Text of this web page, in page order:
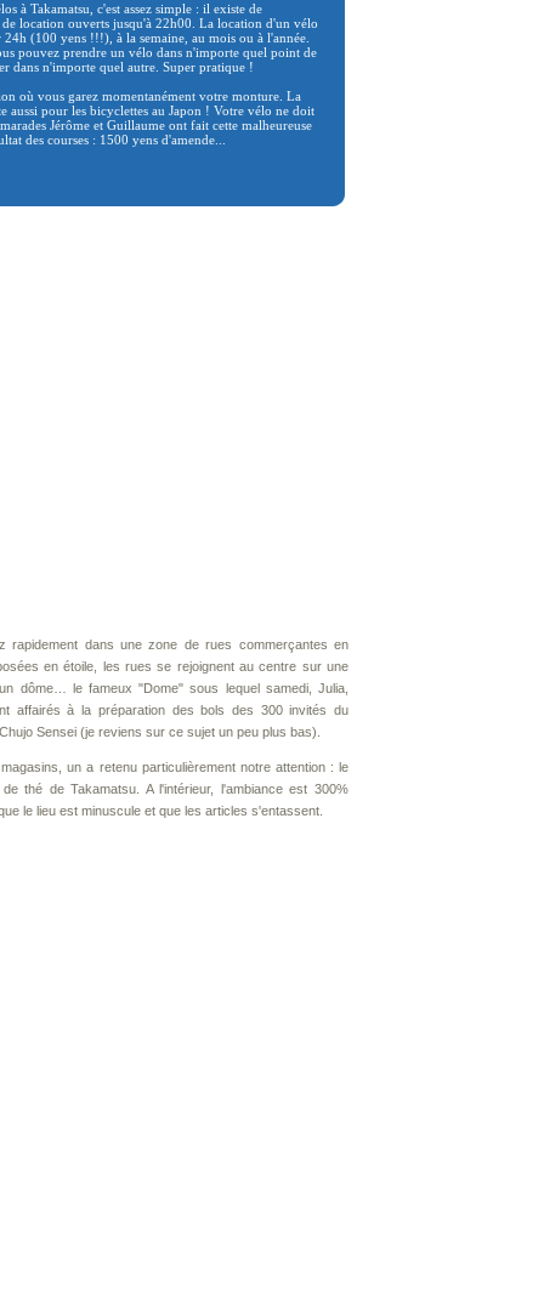
à Takamatsu, c'est assez simple : il existe de
location ouverts jusqu'à 22h00. La location d'un vélo
(100 yens !!!), à la semaine, au mois ou à l'année.
pouvez prendre un vélo dans n'importe quel point de
dans n'importe quel autre. Super pratique !
où vous garez momentanément votre monture. La
aussi pour les bicyclettes au Japon ! Votre vélo ne doit
Jérôme et Guillaume ont fait cette malheureuse
des courses : 1500 yens d'amende...
rapidement dans une zone de rues commerçantes en
en étoile, les rues se rejoignent au centre sur une
dôme… le fameux "Dome" sous lequel samedi, Julia,
affairés à la préparation des bols des 300 invités du
Sensei (je reviens sur ce sujet un peu plus bas).
un a retenu particulièrement notre attention : le
thé de Takamatsu. A l'intérieur, l'ambiance est 300%
le lieu est minuscule et que les articles s'entassent.